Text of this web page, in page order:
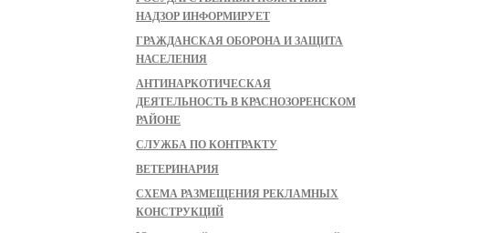
НАДЗОР ИНФОРМИРУЕТ
ГРАЖДАНСКАЯ ОБОРОНА И ЗАЩИТА
НАСЕЛЕНИЯ
АНТИНАРКОТИЧЕСКАЯ
ДЕЯТЕЛЬНОСТЬ В КРАСНОЗОРЕНСКОМ
РАЙОНЕ
СЛУЖБА ПО КОНТРАКТУ
ВЕТЕРИНАРИЯ
СХЕМА РАЗМЕЩЕНИЯ РЕКЛАМНЫХ
КОНСТРУКЦИЙ